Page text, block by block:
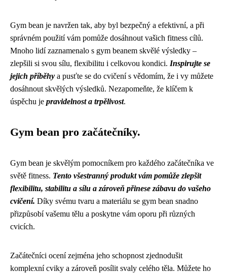
Gym bean je navržen tak, aby byl bezpečný a efektivní, a při
správném použití vám pomůže dosáhnout vašich fitness cílů.
Mnoho lidí zaznamenalo s gym beanem skvělé výsledky –
zlepšili si svou sílu, flexibilitu i celkovou kondici. Inspirujte se
jejich příběhy a pusťte se do cvičení s vědomím, že i vy můžete
dosáhnout skvělých výsledků. Nezapomeňte, že klíčem k
úspěchu je pravidelnost a trpělivost.
Gym bean pro začátečníky.
Gym bean je skvělým pomocníkem pro každého začátečníka ve
světě fitness. Tento všestranný produkt vám pomůže zlepšit
flexibilitu, stabilitu a sílu a zároveň přinese zábavu do vašeho
cvičení. Díky svému tvaru a materiálu se gym bean snadno
přizpůsobí vašemu tělu a poskytne vám oporu při různých
cvicích.
Začátečníci ocení zejména jeho schopnost zjednodušit
komplexní cviky a zároveň posílit svaly celého těla. Můžete ho